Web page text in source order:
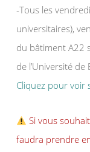
-Tous les
universitaires),
du bâtiment A22
de l’Université
Cliquez pour voir
Si vous
faudra prendre